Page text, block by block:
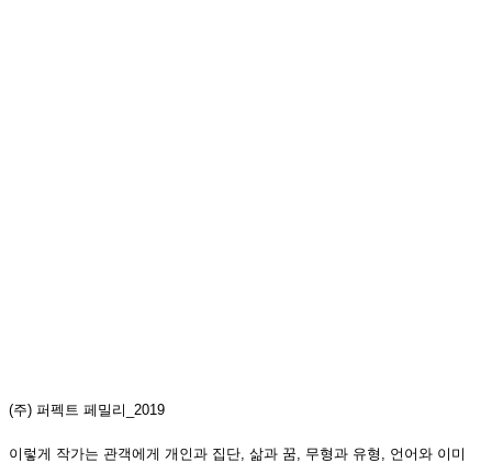
(주) 퍼펙트 페밀리_2019
이렇게 작가는 관객에게 개인과 집단, 삶과 꿈, 무형과 유형, 언어와 이미